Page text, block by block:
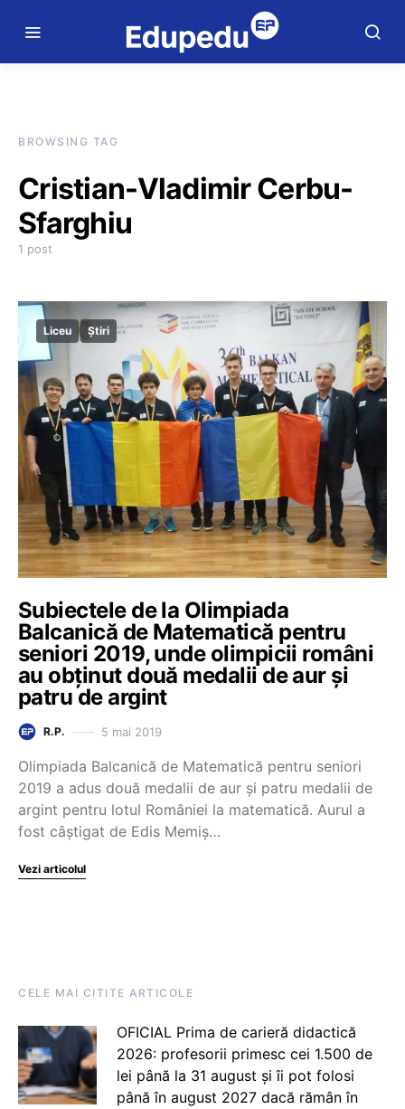
BROWSING TAG
Cristian-Vladimir Cerbu-
Sfarghiu
1 post
Liceu Știri
Subiectele de la Olimpiada
Balcanică de Matematică pentru
seniori 2019, unde olimpicii români
au obținut două medalii de aur și
patru de argint
R.P. 5 mai 2019
Olimpiada Balcanică de Matematică pentru seniori
2019 a adus două medalii de aur și patru medalii de
argint pentru lotul României la matematică. Aurul a
fost câștigat de Edis Memiș…
Vezi articolul
CELE MAI CITITE ARTICOLE
OFICIAL Prima de carieră didactică
2026: profesorii primesc cei 1.500 de
lei până la 31 august și îi pot folosi
până în august 2027 dacă rămân în